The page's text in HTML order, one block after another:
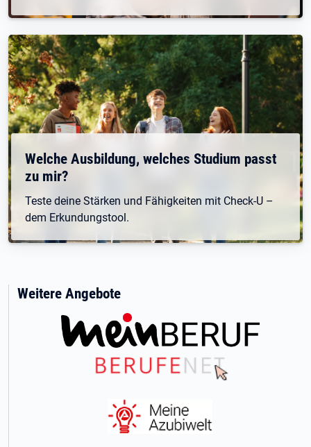
Welche Ausbildung, welches Studium passt
zu mir?
Teste deine Stärken und Fähigkeiten mit Check-U –
dem Erkundungstool.
Weitere Angebote